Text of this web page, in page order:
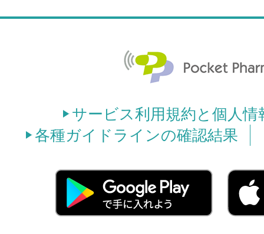
サービス利用規約と個人
各種ガイドラインの確認結果